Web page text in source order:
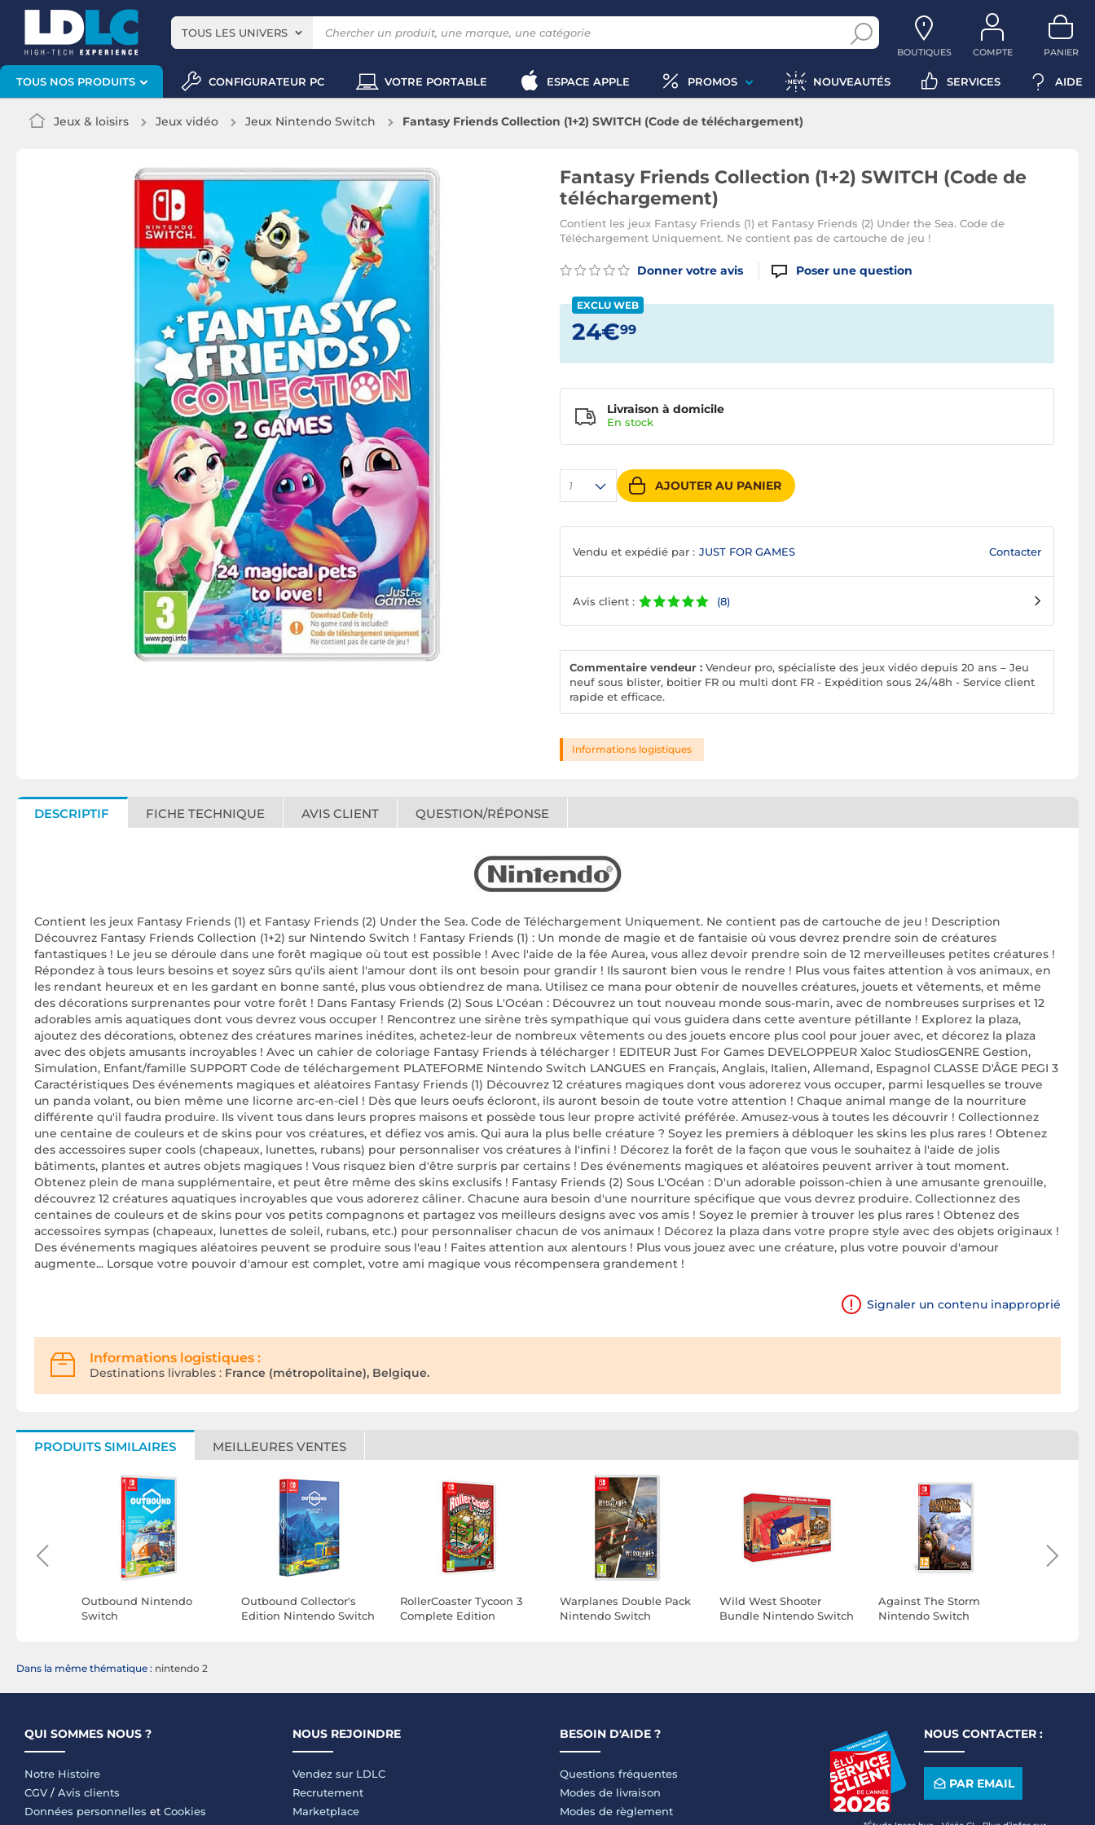
TOUS LES UNIVERS
BOUTIQUES COMPTE PANIER
TOUS NOS PRODUITS CONFIGURATEUR PC VOTRE PORTABLE ESPACE APPLE PROMOS NOUVEAUTÉS SERVICES AIDE
Jeux & loisirs Jeux vidéo Jeux Nintendo Switch Fantasy Friends Collection (1+2) SWITCH (Code de téléchargement)
Fantasy Friends Collection (1+2) SWITCH (Code de
téléchargement)
Contient les jeux Fantasy Friends (1) et Fantasy Friends (2) Under the Sea. Code de
Téléchargement Uniquement. Ne contient pas de cartouche de jeu !
Donner votre avis Poser une question
EXCLU WEB
24€99
1 AJOUTER AU PANIER
Livraison à domicile
En stock
Vendu et expédié par : JUST FOR GAMES Contacter
Avis client : (8)
Commentaire vendeur : Vendeur pro, spécialiste des jeux vidéo depuis 20 ans – Jeu
neuf sous blister, boitier FR ou multi dont FR - Expédition sous 24/48h - Service client
rapide et efficace.
Informations logistiques
DESCRIPTIF FICHE TECHNIQUE AVIS CLIENT QUESTION/RÉPONSE
Contient les jeux Fantasy Friends (1) et Fantasy Friends (2) Under the Sea. Code de Téléchargement Uniquement. Ne contient pas de cartouche de jeu ! Description
Découvrez Fantasy Friends Collection (1+2) sur Nintendo Switch ! Fantasy Friends (1) : Un monde de magie et de fantaisie où vous devrez prendre soin de créatures
fantastiques ! Le jeu se déroule dans une forêt magique où tout est possible ! Avec l'aide de la fée Aurea, vous allez devoir prendre soin de 12 merveilleuses petites créatures !
Répondez à tous leurs besoins et soyez sûrs qu'ils aient l'amour dont ils ont besoin pour grandir ! Ils sauront bien vous le rendre ! Plus vous faites attention à vos animaux, en
les rendant heureux et en les gardant en bonne santé, plus vous obtiendrez de mana. Utilisez ce mana pour obtenir de nouvelles créatures, jouets et vêtements, et même
des décorations surprenantes pour votre forêt ! Dans Fantasy Friends (2) Sous L'Océan : Découvrez un tout nouveau monde sous-marin, avec de nombreuses surprises et 12
adorables amis aquatiques dont vous devrez vous occuper ! Rencontrez une sirène très sympathique qui vous guidera dans cette aventure pétillante ! Explorez la plaza,
ajoutez des décorations, obtenez des créatures marines inédites, achetez-leur de nombreux vêtements ou des jouets encore plus cool pour jouer avec, et décorez la plaza
avec des objets amusants incroyables ! Avec un cahier de coloriage Fantasy Friends à télécharger ! EDITEUR Just For Games DEVELOPPEUR Xaloc StudiosGENRE Gestion,
Simulation, Enfant/famille SUPPORT Code de téléchargement PLATEFORME Nintendo Switch LANGUES en Français, Anglais, Italien, Allemand, Espagnol CLASSE D'ÂGE PEGI 3
Caractéristiques Des événements magiques et aléatoires Fantasy Friends (1) Découvrez 12 créatures magiques dont vous adorerez vous occuper, parmi lesquelles se trouve
un panda volant, ou bien même une licorne arc-en-ciel ! Dès que leurs oeufs écloront, ils auront besoin de toute votre attention ! Chaque animal mange de la nourriture
différente qu'il faudra produire. Ils vivent tous dans leurs propres maisons et possède tous leur propre activité préférée. Amusez-vous à toutes les découvrir ! Collectionnez
une centaine de couleurs et de skins pour vos créatures, et défiez vos amis. Qui aura la plus belle créature ? Soyez les premiers à débloquer les skins les plus rares ! Obtenez
des accessoires super cools (chapeaux, lunettes, rubans) pour personnaliser vos créatures à l'infini ! Décorez la forêt de la façon que vous le souhaitez à l'aide de jolis
bâtiments, plantes et autres objets magiques ! Vous risquez bien d'être surpris par certains ! Des événements magiques et aléatoires peuvent arriver à tout moment.
Obtenez plein de mana supplémentaire, et peut être même des skins exclusifs ! Fantasy Friends (2) Sous L'Océan : D'un adorable poisson-chien à une amusante grenouille,
découvrez 12 créatures aquatiques incroyables que vous adorerez câliner. Chacune aura besoin d'une nourriture spécifique que vous devrez produire. Collectionnez des
centaines de couleurs et de skins pour vos petits compagnons et partagez vos meilleurs designs avec vos amis ! Soyez le premier à trouver les plus rares ! Obtenez des
accessoires sympas (chapeaux, lunettes de soleil, rubans, etc.) pour personnaliser chacun de vos animaux ! Décorez la plaza dans votre propre style avec des objets originaux !
Des événements magiques aléatoires peuvent se produire sous l'eau ! Faites attention aux alentours ! Plus vous jouez avec une créature, plus votre pouvoir d'amour
augmente... Lorsque votre pouvoir d'amour est complet, votre ami magique vous récompensera grandement !
Signaler un contenu inapproprié
Informations logistiques :
Destinations livrables : France (métropolitaine), Belgique.
PRODUITS SIMILAIRES MEILLEURES VENTES
Outbound Nintendo
Switch
Outbound Collector's
Edition Nintendo Switch
RollerCoaster Tycoon 3
Complete Edition
Warplanes Double Pack
Nintendo Switch
Wild West Shooter
Bundle Nintendo Switch
Against The Storm
Nintendo Switch
Dans la même thématique : nintendo 2
QUI SOMMES NOUS ?
Notre Histoire
CGV / Avis clients
Données personnelles et Cookies
NOUS REJOINDRE
Vendez sur LDLC
Recrutement
Marketplace
BESOIN D'AIDE ?
Questions fréquentes
Modes de livraison
Modes de règlement
NOUS CONTACTER :
PAR EMAIL